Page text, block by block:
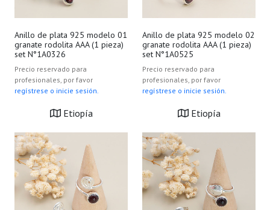
Anillo de plata 925 modelo 01
granate rodolita AAA (1 pieza)
set N°1A0326
Precio reservado para
profesionales, por favor
regístrese o inicie sesión.
Etiopía
Anillo de plata 925 modelo 02
granate rodolita AAA (1 pieza)
set N°1A0525
Precio reservado para
profesionales, por favor
regístrese o inicie sesión.
Etiopía